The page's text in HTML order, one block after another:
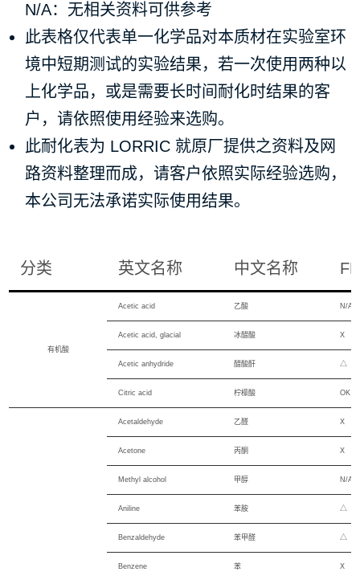
N/A：无相关资料可供参考
此表格仅代表单一化学品对本质材在实验室环
境中短期测试的实验结果，若一次使用两种以
上化学品，或是需要长时间耐化时结果的客
户，请依照使用经验来选购。
此耐化表为 LORRIC 就原厂提供之资料及网
路资料整理而成，请客户依照实际经验选购，
本公司无法承诺实际使用结果。
分类 英文名称 中文名称
有机酸
Acetic acid 乙酸 N/A
Acetic acid, glacial 冰醋酸 X
Acetic anhydride 醋酸酐 △
Citric acid 柠檬酸 OK
Acetaldehyde 乙醛 X
Acetone 丙酮 X
Methyl alcohol 甲醇 N/A
Aniline 苯胺 △
Benzaldehyde 苯甲醛 △
Benzene 苯 X